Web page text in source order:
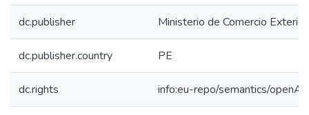
dc.publisher Ministerio de Comercio
dc.publisher.country PE
dc.rights info:eu-repo/semantics/